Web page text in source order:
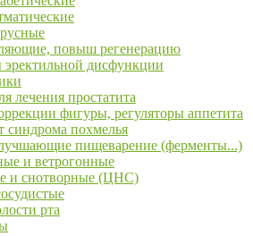
повыш регенерацию
эректильной дисфункции
лечения простатита
фигуры, регуляторы аппетита
синдрома похмелья
пищеварение (ферменты...)
и ветрогонные
и снотворные (ЦНС)
рта